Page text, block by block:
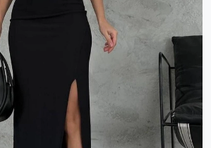
Next